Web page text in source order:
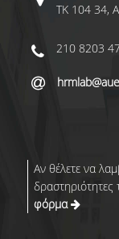
ΤΚ 104 34,
210 8203
Αν θέλετε να
φόρμα